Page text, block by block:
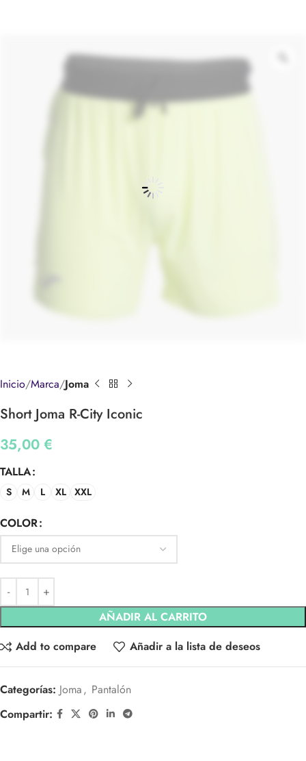
Inicio Marca Joma
Short Joma R-City Iconic
35,00 €
TALLA
S M L XL XXL
COLOR
AÑADIR AL CARRITO
Add to compare
Añadir a la lista de deseos
Categorías: Joma, Pantalón
Compartir: